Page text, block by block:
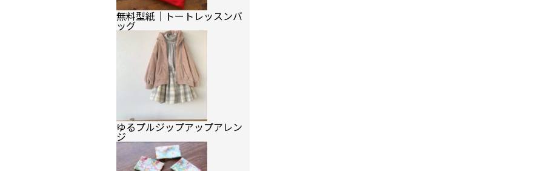
無料型紙｜トートレッスンバ
ッグ
ゆるプルジップアップアレン
ジ